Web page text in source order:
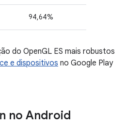
94,64%
do OpenGL ES mais robustos
e dispositivos no Google Play
no Android